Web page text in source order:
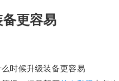
更容易
时候升级装备更容易